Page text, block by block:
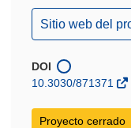
(se
abrirá
una
nueva
Sitio web del
DOI
10.3030/871371
Proyecto cerrado